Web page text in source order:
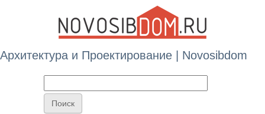
Архитектура и Проектирование | Novosibdom